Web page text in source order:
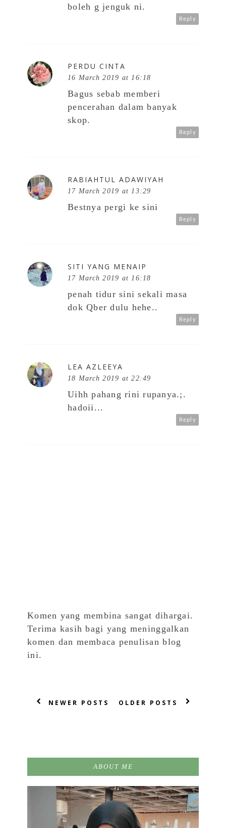
boleh g jenguk ni.
Reply
PERDU CINTA
16 March 2019 at 16:18
Bagus sebab memberi
pencerahan dalam banyak
skop.
Reply
RABIAHTUL ADAWIYAH
17 March 2019 at 13:29
Bestnya pergi ke sini
Reply
SITI YANG MENAIP
17 March 2019 at 16:18
penah tidur sini sekali masa
dok Qber dulu hehe..
Reply
LEA AZLEEYA
18 March 2019 at 22:49
Uihh pahang rini rupanya.;.
hadoii...
Reply
Komen yang membina sangat dihargai.
Terima kasih bagi yang meninggalkan
komen dan membaca penulisan blog
ini.
NEWER POSTS OLDER POSTS
ABOUT ME